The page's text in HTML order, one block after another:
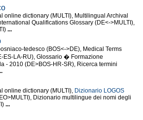
online dictionary (MULTI), Multilingual Archival
Qualifications Glossary (DE<->MULTI),
...
tedesco (BOS<->DE), Medical Terms
ES-LA-RU), Glossario � Formazione
- 2010 (DE>BOS-HR-SR), Ricerca termini
online dictionary (MULTI), Dizionario LOGOS
Dizionario multilingue dei nomi degli
...